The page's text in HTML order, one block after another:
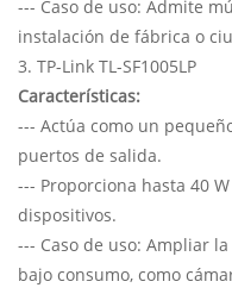
--- Caso de uso: Admite
instalación de fábrica o
3. TP-Link TL-SF1005LP
Características:
--- Actúa como un
puertos de salida.
--- Proporciona hasta 40
dispositivos.
--- Caso de uso: Ampliar
bajo consumo, como